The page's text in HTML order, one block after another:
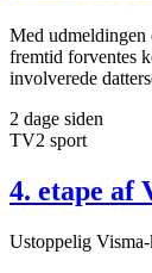
Med
fremtid forventes
involverede
2 dage siden
TV2 sport
4. etape af
Ustoppelig